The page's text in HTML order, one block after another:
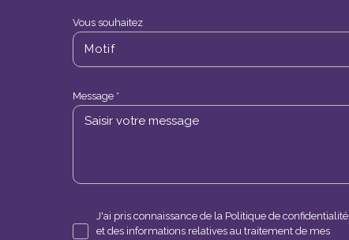
Vous souhaitez
Motif
Message *
J'ai pris connaissance de la Politique de confidentialité
et des informations relatives au traitement de mes